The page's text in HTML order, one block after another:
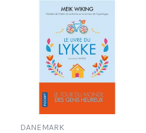
DANEMARK